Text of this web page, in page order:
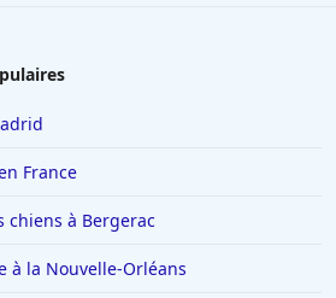
France
chiens à Bergerac
à la Nouvelle-Orléans